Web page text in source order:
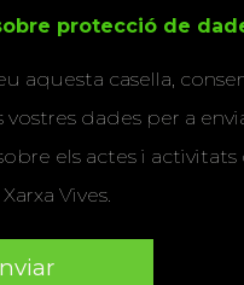
protecció de
aquesta casella,
dades per a
els actes i activitats
Vives.